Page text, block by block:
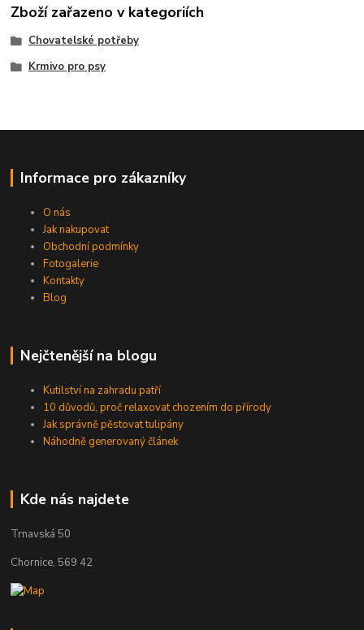
Zboží zařazeno v kategoriích
Chovatelské potřeby
Krmivo pro psy
Informace pro zákazníky
O nás
Jak nakupovat
Obchodní podmínky
Fotogalerie
Kontakty
Blog
Nejčtenější na blogu
Kutilství na zahradu patří
10 důvodů, proč relaxovat chozením do přírody
Jak správně pěstovat tulipány
Náhodně generovaný článek
Kde nás najdete
Trnavská 50
Chornice, 569 42